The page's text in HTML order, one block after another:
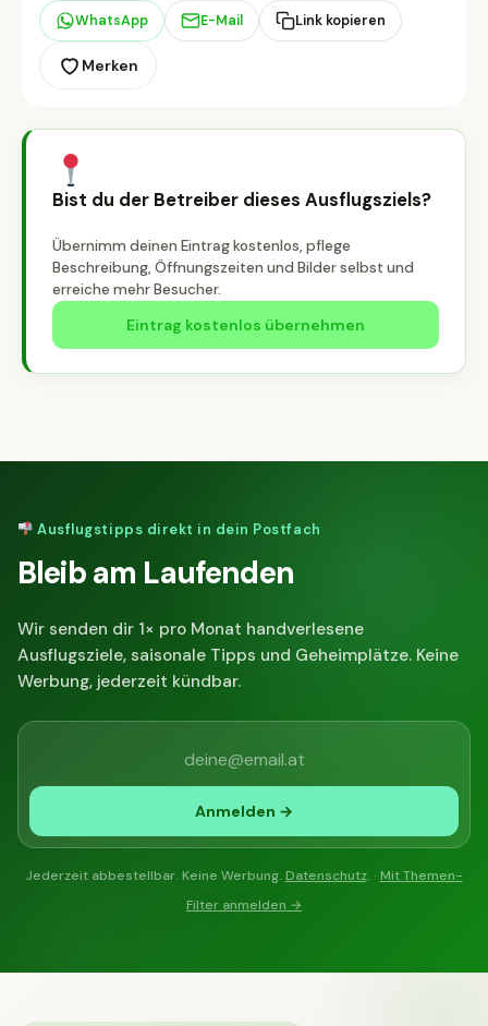
WhatsApp E-Mail Link kopieren
Merken
Bist du der Betreiber dieses Ausflugsziels?
Übernimm deinen Eintrag kostenlos, pflege
Beschreibung, Öffnungszeiten und Bilder selbst und
erreiche mehr Besucher.
Eintrag kostenlos übernehmen
Ausflugstipps direkt in dein Postfach
Bleib am Laufenden
Wir senden dir 1× pro Monat handverlesene
Ausflugsziele, saisonale Tipps und Geheimplätze. Keine
Werbung, jederzeit kündbar.
Anmelden →
Jederzeit abbestellbar. Keine Werbung. Datenschutz. · Mit Themen-
Filter anmelden →